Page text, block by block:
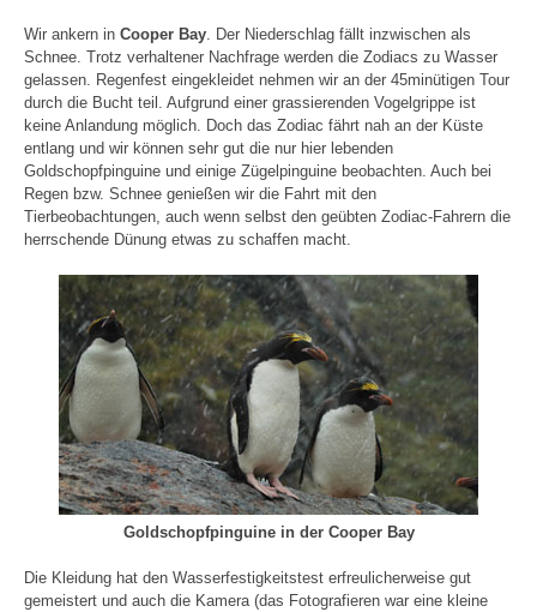
Wir ankern in Cooper Bay. Der Niederschlag fällt inzwischen als
Schnee. Trotz verhaltener Nachfrage werden die Zodiacs zu Wasser
gelassen. Regenfest eingekleidet nehmen wir an der 45minütigen Tour
durch die Bucht teil. Aufgrund einer grassierenden Vogelgrippe ist
keine Anlandung möglich. Doch das Zodiac fährt nah an der Küste
entlang und wir können sehr gut die nur hier lebenden
Goldschopfpinguine und einige Zügelpinguine beobachten. Auch bei
Regen bzw. Schnee genießen wir die Fahrt mit den
Tierbeobachtungen, auch wenn selbst den geübten Zodiac-Fahrern die
herrschende Dünung etwas zu schaffen macht.
Goldschopfpinguine in der Cooper Bay
Die Kleidung hat den Wasserfestigkeitstest erfreulicherweise gut
gemeistert und auch die Kamera (das Fotografieren war eine kleine